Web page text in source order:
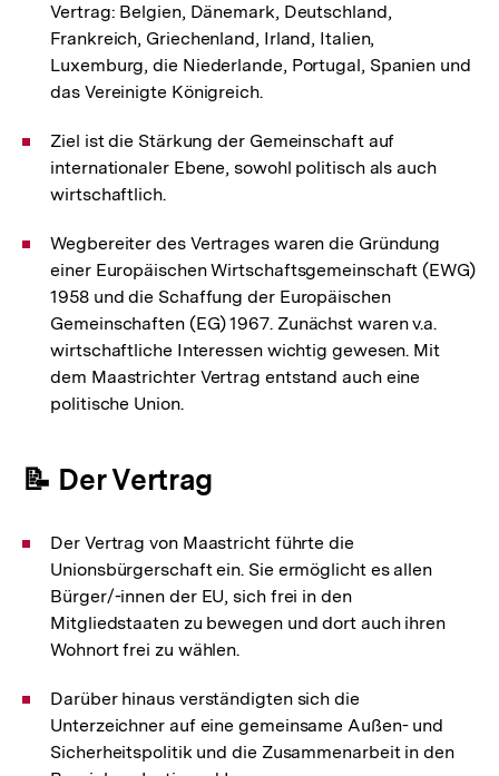
Vertrag: Belgien, Dänemark, Deutschland,
Frankreich, Griechenland, Irland, Italien,
Luxemburg, die Niederlande, Portugal, Spanien und
das Vereinigte Königreich.
Ziel ist die Stärkung der Gemeinschaft auf
internationaler Ebene, sowohl politisch als auch
wirtschaftlich.
Wegbereiter des Vertrages waren die Gründung
einer Europäischen Wirtschaftsgemeinschaft (EWG)
1958 und die Schaffung der Europäischen
Gemeinschaften (EG) 1967. Zunächst waren v.a.
wirtschaftliche Interessen wichtig gewesen. Mit
dem Maastrichter Vertrag entstand auch eine
politische Union.
📝 Der Vertrag
Der Vertrag von Maastricht führte die
Unionsbürgerschaft ein. Sie ermöglicht es allen
Bürger/-innen der EU, sich frei in den
Mitgliedstaaten zu bewegen und dort auch ihren
Wohnort frei zu wählen.
Darüber hinaus verständigten sich die
Unterzeichner auf eine gemeinsame Außen- und
Sicherheitspolitik und die Zusammenarbeit in den